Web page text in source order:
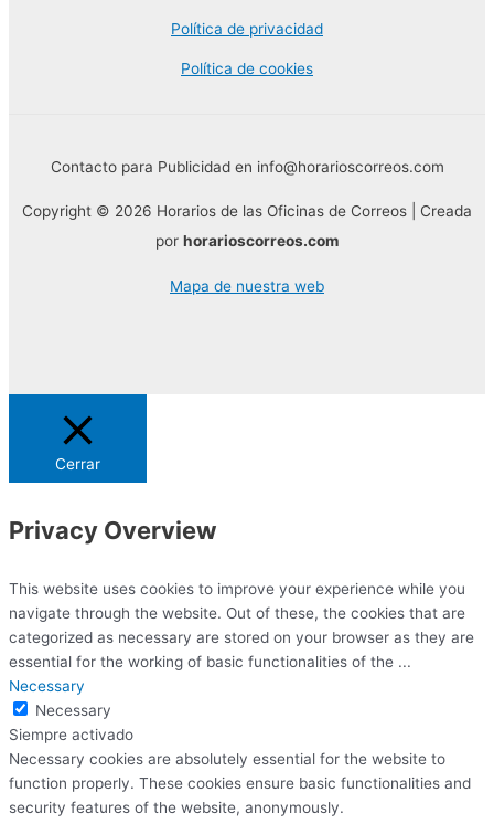
Política de privacidad
Política de cookies
Contacto para Publicidad en info@horarioscorreos.com
Copyright © 2026 Horarios de las Oficinas de Correos | Creada
por horarioscorreos.com
Mapa de nuestra web
Cerrar
Privacy Overview
This website uses cookies to improve your experience while you
navigate through the website. Out of these, the cookies that are
categorized as necessary are stored on your browser as they are
essential for the working of basic functionalities of the ...
Necessary
Necessary
Siempre activado
Necessary cookies are absolutely essential for the website to
function properly. These cookies ensure basic functionalities and
security features of the website, anonymously.